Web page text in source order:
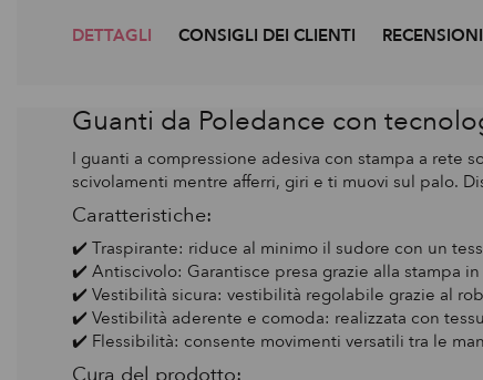
DETTAGLI CONSIGLI DEI CLIENTI RECENSIONI
Guanti da Poledance con
I guanti a compressione adesiva con stampa a rete
scivolamenti mentre afferri, giri e ti muovi sul palo.
Caratteristiche:
✔️ Traspirante: riduce al minimo il sudore con un
✔️ Antiscivolo: Garantisce presa grazie alla stampa
✔️ Vestibilità sicura: vestibilità regolabile grazie al
✔️ Vestibilità aderente e comoda: realizzata con
✔️ Flessibilità: consente movimenti versatili tra le